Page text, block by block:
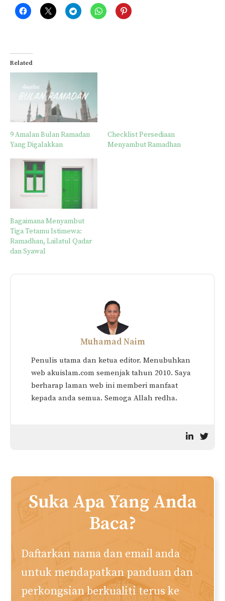
Related
9 Amalan Bulan Ramadan
Yang Digalakkan
Checklist Persediaan
Menyambut Ramadhan
Bagaimana Menyambut
Tiga Tetamu Istimewa:
Ramadhan, Lailatul Qadar
dan Syawal
Muhamad Naim
Penulis utama dan ketua editor. Menubuhkan
web akuislam.com semenjak tahun 2010. Saya
berharap laman web ini memberi manfaat
kepada anda semua. Semoga Allah redha.
Suka Apa Yang Anda
Baca?
Daftarkan nama dan email anda
untuk mendapatkan panduan dan
perkongsian berkualiti terus ke